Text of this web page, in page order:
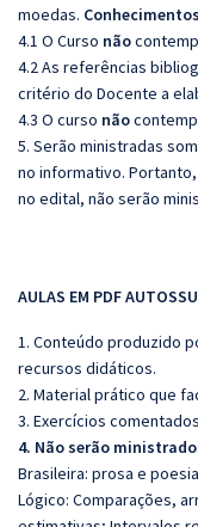
moedas.
4.1 O Curso não
4.2 As referências
critério do Docente a
4.3 O curso não
5. Serão ministradas
no informativo.
no edital, não serão
AULAS EM PDF
1. Conteúdo produzido
recursos didáticos.
2. Material prático que
3. Exercícios
4. Não serão
Brasileira: prosa e
Lógico: Comparações,